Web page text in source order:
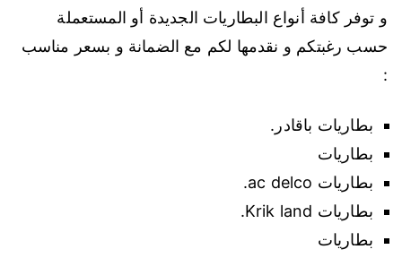
و توفر كافة أنواع البطاريات الجديدة أو المستعملة
حسب رغبتكم و نقدمها لكم مع الضمانة و بسعر مناسب
:
بطاريات باقادر.
بطاريات
بطاريات ac delco.
بطاريات Krik land.
بطاريات